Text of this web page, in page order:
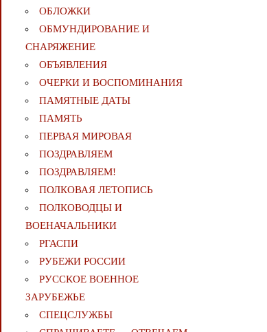
ОБЛОЖКИ
ОБМУНДИРОВАНИЕ И
СНАРЯЖЕНИЕ
ОБЪЯВЛЕНИЯ
ОЧЕРКИ И ВОСПОМИНАНИЯ
ПАМЯТНЫЕ ДАТЫ
ПАМЯТЬ
ПЕРВАЯ МИРОВАЯ
ПОЗДРАВЛЯЕМ
ПОЗДРАВЛЯЕМ!
ПОЛКОВАЯ ЛЕТОПИСЬ
ПОЛКОВОДЦЫ И
ВОЕНАЧАЛЬНИКИ
РГАСПИ
РУБЕЖИ РОССИИ
РУССКОЕ ВОЕННОЕ
ЗАРУБЕЖЬЕ
СПЕЦСЛУЖБЫ